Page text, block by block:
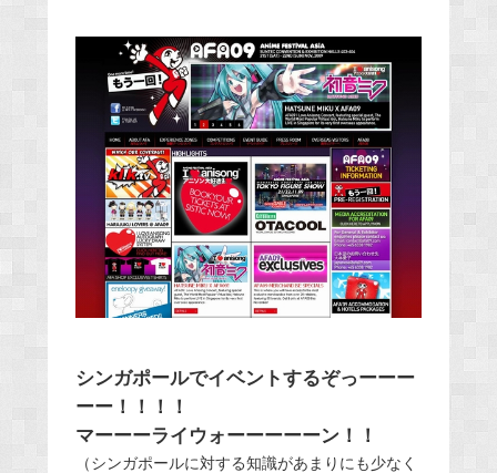
シンガポールでイベントするぞっーーー
ーー！！！！
マーーーライウォーーーーーン！！
（シンガポールに対する知識があまりにも少なく